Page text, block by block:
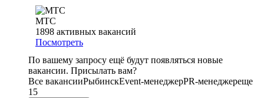
МТС
1898 активных вакансий
Посмотреть
По вашему запросу ещё будут появляться новые
вакансии. Присылать вам?
Все вакансииРыбинскEvent-менеджерPR-менеджереще
15